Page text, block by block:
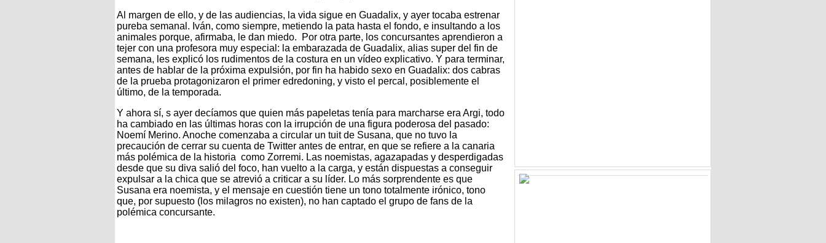
Al margen de ello, y de las audiencias, la vida sigue en Guadalix, y ayer tocaba estrenar
pureba semanal. Iván, como siempre, metiendo la pata hasta el fondo, e insultando a los
animales porque, afirmaba, le dan miedo. Por otra parte, los concursantes aprendieron a
tejer con una profesora muy especial: la embarazada de Guadalix, alias super del fin de
semana, les explicó los rudimentos de la costura en un vídeo explicativo. Y para terminar,
antes de hablar de la próxima expulsión, por fin ha habido sexo en Guadalix: dos cabras
de la prueba protagonizaron el primer edredoning, y visto el percal, posiblemente el
último, de la temporada.
Y ahora sí, s ayer decíamos que quien más papeletas tenía para marcharse era Argi, todo
ha cambiado en las últimas horas con la irrupción de una figura poderosa del pasado:
Noemí Merino. Anoche comenzaba a circular un tuit de Susana, que no tuvo la
precaución de cerrar su cuenta de Twitter antes de entrar, en que se refiere a la canaria
más polémica de la historia como Zorremi. Las noemistas, agazapadas y desperdigadas
desde que su diva salió del foco, han vuelto a la carga, y están dispuestas a conseguir
expulsar a la chica que se atrevió a criticar a su líder. Lo más sorprendente es que
Susana era noemista, y el mensaje en cuestión tiene un tono totalmente irónico, tono
que, por supuesto (los milagros no existen), no han captado el grupo de fans de la
polémica concursante.